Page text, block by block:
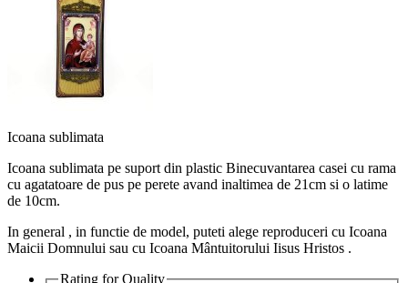
Icoana sublimata
Icoana sublimata pe suport din plastic Binecuvantarea casei cu rama
cu agatatoare de pus pe perete avand inaltimea de 21cm si o latime
de 10cm.
In general , in functie de model, puteti alege reproduceri cu Icoana
Maicii Domnului sau cu Icoana Mântuitorului Iisus Hristos .
Rating forQuality